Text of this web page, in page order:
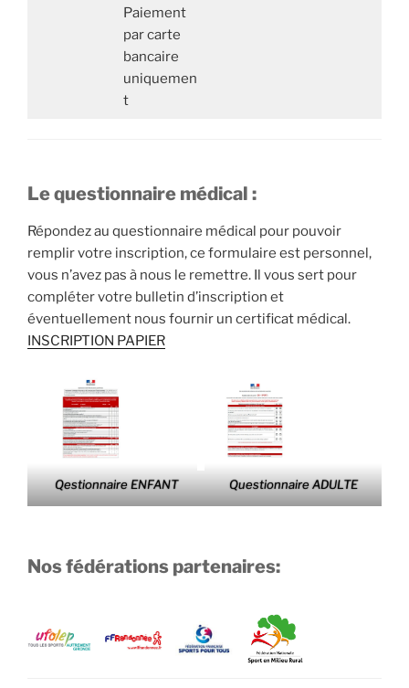
Paiement
par carte
bancaire
uniquemen
t
Le questionnaire médical :
Répondez au questionnaire médical pour pouvoir
remplir votre inscription, ce formulaire est personnel,
vous n’avez pas à nous le remettre. Il vous sert pour
compléter votre bulletin d’inscription et
éventuellement nous fournir un certificat médical.
INSCRIPTION PAPIER
Qestionnaire ENFANT Questionnaire ADULTE
Nos fédérations partenaires: